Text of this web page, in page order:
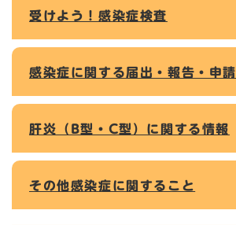
受けよう！感染症検査
感染症に関する届出・報告・申請
肝炎（B型・C型）に関する情報
その他感染症に関すること